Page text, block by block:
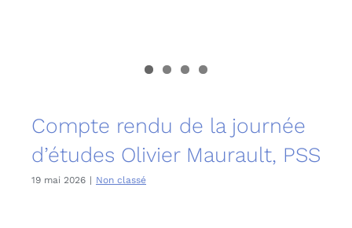
Compte rendu de la journée
d’études Olivier Maurault, PSS
19 mai 2026 | Non classé